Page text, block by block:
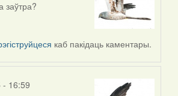
заўтра?
каб пакідаць каментары.
16:59